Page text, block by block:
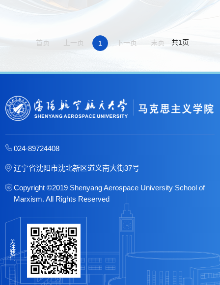
首页 上一页 1 下一页 末页 共1页
024-89724408
辽宁省沈阳市沈北新区道义南大街37号
Copyright ©2019 Shenyang Aerospace University School of
Marxism. All Rights Reserved
关
注
我
们